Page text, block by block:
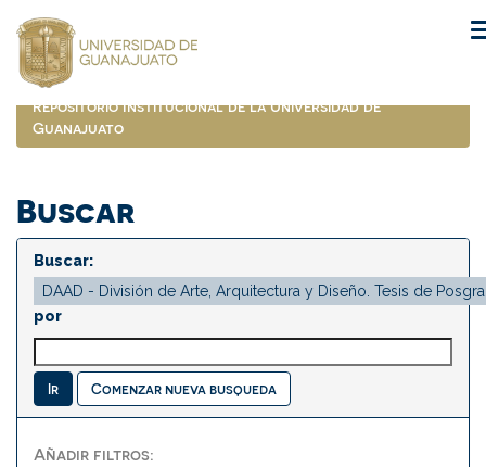
navigation
Repositorio Institucional de la Universidad de
Guanajuato
Buscar
Buscar:
por
Comenzar nueva busqueda
Añadir filtros: